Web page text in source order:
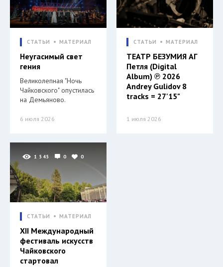
СТАТЬИ МАТЕРИАЛ
Неугасимый свет
гения
Великолепная "Ночь
Чайковского" опустилась
на Демьяново.
6 июля 2026
СТАТЬИ МАТЕРИАЛ
ТЕАТР БЕЗУМИЯ АГ
Петля (Digital
Album) ℗ 2026
Andrey Gulidov 8
tracks = 27'15"
1 июля 2026
1 545 0 0
СТАТЬИ МАТЕРИАЛ
XII Международный
фестиваль искусств
Чайковского
стартовал